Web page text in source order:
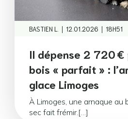
BASTIEN L. | 12.01.2026 | 18H51
Il dépense 2 720 €
bois « parfait » :
glace Limoges
À Limoges, une arnaque au
sec fait frémir.[…]